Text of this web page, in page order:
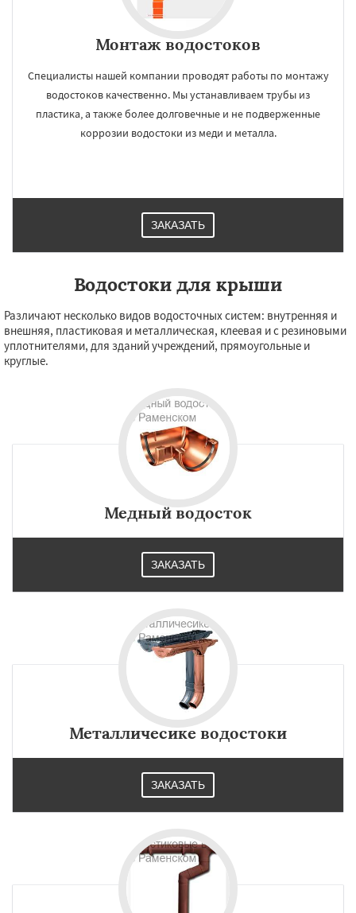
Монтаж водостоков
Специалисты нашей компании проводят работы по монтажу
водостоков качественно. Мы устанавливаем трубы из
пластика, а также более долговечные и не подверженные
коррозии водостоки из меди и металла.
ЗАКАЗАТЬ
Водостоки для крыши
Различают несколько видов водосточных систем: внутренняя и
внешняя, пластиковая и металлическая, клеевая и с резиновыми
уплотнителями, для зданий учреждений, прямоугольные и
круглые.
Медный водосток
ЗАКАЗАТЬ
Металличесике водостоки
ЗАКАЗАТЬ